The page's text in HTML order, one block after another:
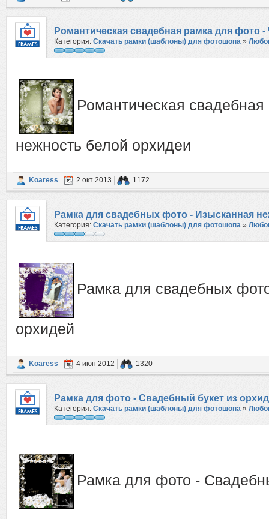
Романтическая свадебная рамка для фото
Категория: Скачать рамки (шаблоны) для фотошопа »
Романтическая
нежность белой орхидеи
Koaress 2 окт 2013 1172
Рамка для свадебных фото - Изысканная
Категория: Скачать рамки (шаблоны) для фотошопа »
Рамка для свадебных
орхидей
Koaress 4 июн 2012 1320
Рамка для фото - Свадебный букет из
Категория: Скачать рамки (шаблоны) для фотошопа »
Рамка для фото -